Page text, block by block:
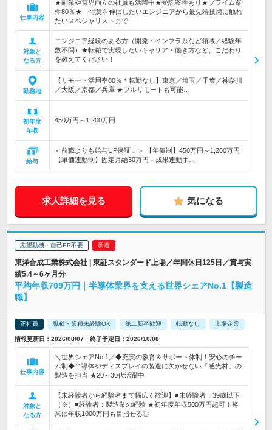
仕事内容
★副業や育児両立の社員も活躍中★受託案件あり★プライム案
件80％★ 得意を伸ばしたいエンジニアから最先端技術に触れ
たいスペシャリストまで
対象と
なる方
エンジニア経験のある方（開発・インフラ系など領域／経験年
数不問）★転職で実現したいキャリア・働き方など、こだわり
を教えてください！
勤務地
【リモート活用率80％＊転勤なし】東京／埼玉／千葉／神奈川
／大阪／京都／兵庫 ★フルリモートも可能…
初年度
年収
450万円～1,200万円
給与
＜前職よりも給与UP保証！＞ 【年俸制】450万円～1,200万円
【単価連動制】固定月給30万円＋成果連動手…
求人詳細を見る 気になる
志望動機・自己PR不要
東洋合成工業株式会社 | 東証スタンダード上場／年間休日125日／賞与実
績5.4～6ヶ月分
平均年収709万円｜半導体業界を支える世界シェアNo.1【製造
職】
正社員 職種・業種未経験OK 第二新卒歓迎 転勤なし 上場企業
情報更新日：2026/08/07 終了予定日：2026/10/08
仕事内容
＼世界シェアNo.1／◆充実の教育＆サポート体制！安心のチー
ム制◆半導体やディスプレイの製造に欠かせない「感光材」の
製造を担当 ★20～30代活躍中
対象と
なる方
【未経験者から経験者まで幅広く歓迎】■未経験者：39歳以下
（※）■経験者：製造業の経験 ★初年度年収500万円超可！将
来は年収1000万円も目指せる◎